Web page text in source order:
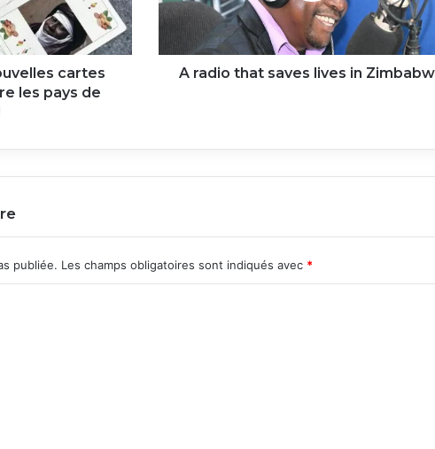
cartes
les pays de
Zimbabwe
A radio that saves lives in
publiée. Les champs obligatoires sont indiqués avec *